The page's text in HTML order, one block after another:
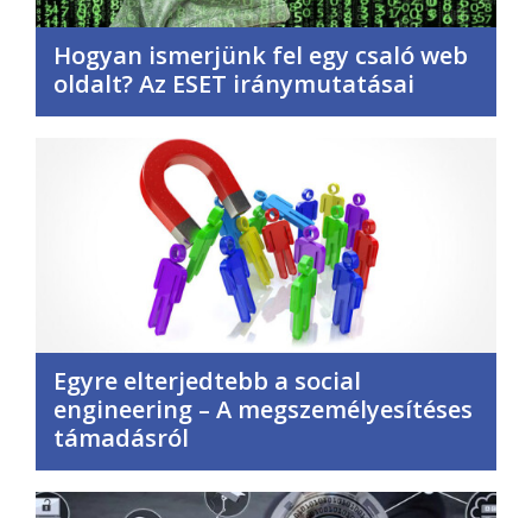
Hogyan ismerjünk fel egy csaló web
oldalt? Az ESET iránymutatásai
Egyre elterjedtebb a social
engineering – A megszemélyesítéses
támadásról